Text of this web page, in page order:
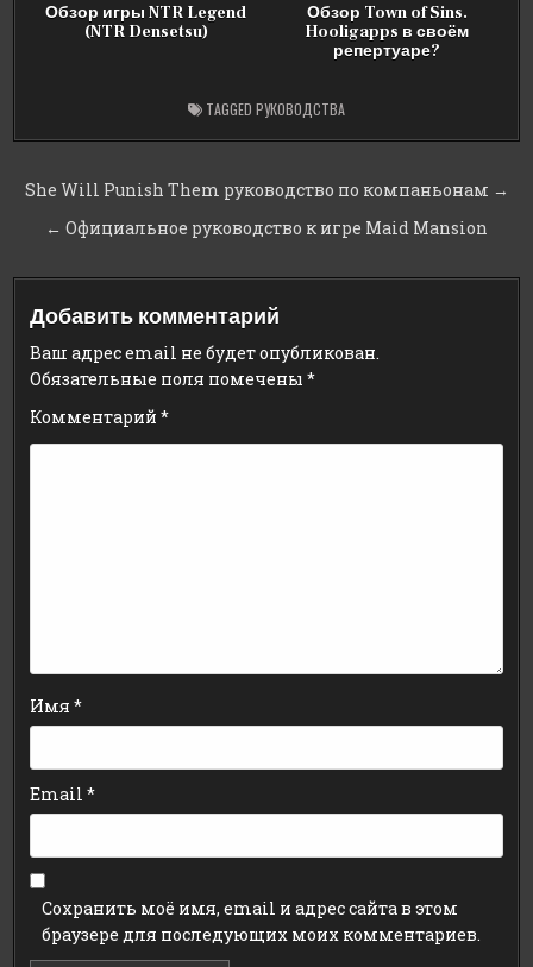
Обзор игры NTR Legend
(NTR Densetsu)
Обзор Town of Sins.
Hooligapps в своём
репертуаре?
TAGGED РУКОВОДСТВА
Навигация
по
She Will Punish Them руководство по компаньонам →
← Официальное руководство к игре Maid Mansion
Добавить комментарий
Ваш адрес email не будет опубликован.
Обязательные поля помечены*
Комментарий*
Имя*
Email*
Сохранить моё имя, email и адрес сайта в этом
браузере для последующих моих комментариев.